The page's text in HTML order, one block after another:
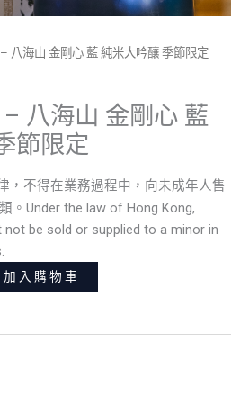
八海山 金剛心 藍 純米大吟釀 季節限定
– 八海山 金剛心 藍
節限定
，不得在業務過程中，向未成年人售
。Under the law of Hong Kong,
be sold or supplied to a minor in
加入購物車